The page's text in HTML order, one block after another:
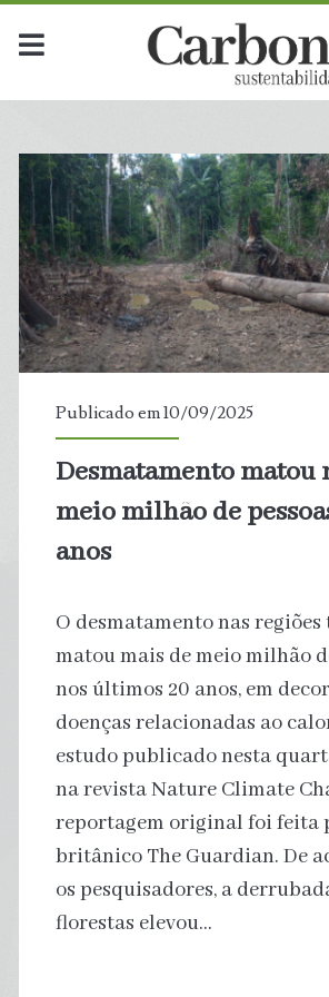
Dia:
<span>10
de
setembro
de
2025</span>
Publicado em 10/09/2025
Desmatamento matou
meio milhão de
anos
O desmatamento nas
matou mais de meio milhão
nos últimos 20 anos, em
doenças relacionadas ao
estudo publicado nesta
na revista Nature Climate
reportagem original foi feita
britânico The Guardian. De
os pesquisadores, a
florestas elevou…